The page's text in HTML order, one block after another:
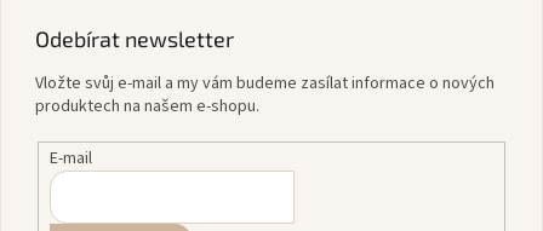
Odebírat newsletter
Vložte svůj e-mail a my vám budeme zasílat informace o nových
produktech na našem e-shopu.
E-mail